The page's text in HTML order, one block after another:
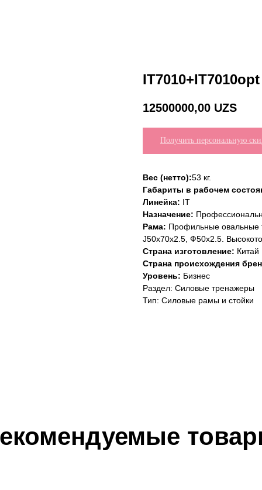
IT7010+IT7010opt
12500000,00 UZS
Получить персональную
Вес (нетто):53 кг.
Габариты в рабочем
Линейка: IT
Назначение:
Рама: Профильные овальные
J50x70x2.5, Ф50x2.5.
Страна изготовление: Китай
Страна происхождения
Уровень: Бизнес
Раздел: Силовые тренажеры
Тип: Силовые рамы и стойки